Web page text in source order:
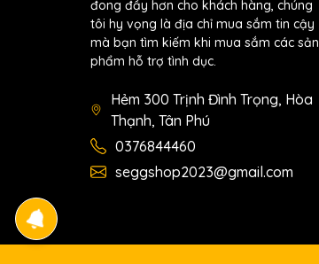
đong đầy hơn cho khách hàng, chúng
tôi hy vọng là địa chỉ mua sắm tin cậy
mà bạn tìm kiếm khi mua sắm các sản
phẩm hỗ trợ tình dục.
Hẻm 300 Trịnh Đình Trọng, Hòa
Thạnh, Tân Phú
0376844460
seggshop2023@gmail.com